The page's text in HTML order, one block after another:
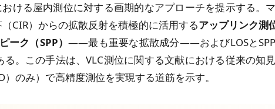
ける屋内測位に対する画期的なアプローチを提示する。
CIR）からの拡散反射を積極的に活用するアップリンク測
ーク（SPP）——最も重要な拡散成分——およびLOSと
。この手法は、VLC測位に関する文献における従来の知
のみ）で高精度測位を実現する道筋を示す。